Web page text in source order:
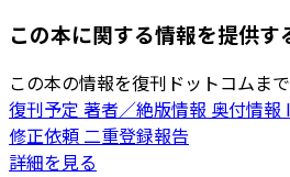
この本に関する情報を提供す
この本の情報を復刊ドットコムま
復刊予定 著者／絶版情報 奥付情報
修正依頼二重登録報告
詳細を見る